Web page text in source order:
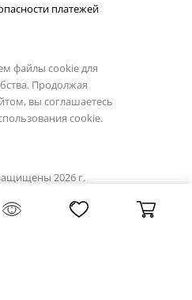
платежей
файлы cookie для
Продолжая
вы соглашаетесь
cookie.
2026 г.